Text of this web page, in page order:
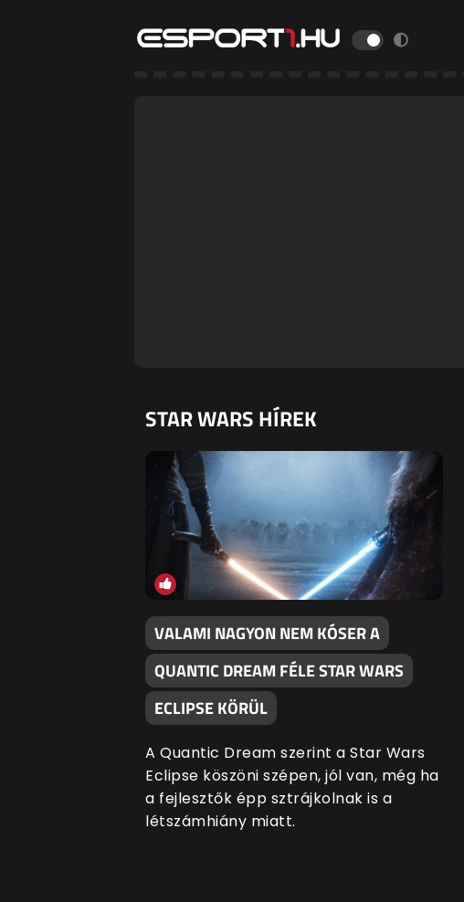
STAR WARS HÍREK
VALAMI NAGYON NEM KÓSER A
QUANTIC DREAM FÉLE STAR WARS
ECLIPSE KÖRÜL
A Quantic Dream szerint a Star Wars
Eclipse köszöni szépen, jól van, még ha
a fejlesztők épp sztrájkolnak is a
létszámhiány miatt.